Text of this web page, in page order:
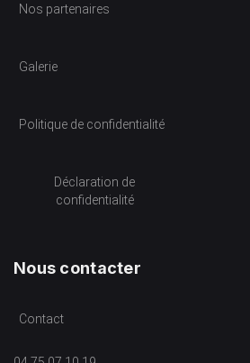
Nos partenaires
Galerie
Politique de confidentialité
Déclaration de
confidentialité
Nous contacter
Contact